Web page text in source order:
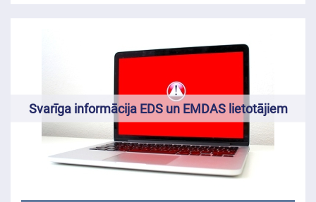
Svarīga informācija EDS un EMDAS lietotājiem